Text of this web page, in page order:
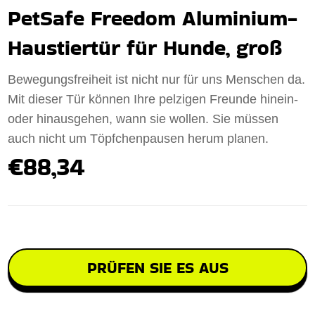
PetSafe Freedom Aluminium-
Haustiertür für Hunde, groß
Bewegungsfreiheit ist nicht nur für uns Menschen da.
Mit dieser Tür können Ihre pelzigen Freunde hinein-
oder hinausgehen, wann sie wollen. Sie müssen
auch nicht um Töpfchenpausen herum planen.
€88,34
PRÜFEN SIE ES AUS